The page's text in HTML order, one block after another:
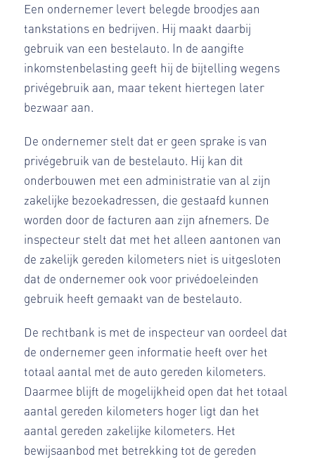
Een ondernemer levert belegde broodjes aan
tankstations en bedrijven. Hij maakt daarbij
gebruik van een bestelauto. In de aangifte
inkomstenbelasting geeft hij de bijtelling wegens
privégebruik aan, maar tekent hiertegen later
bezwaar aan.
De ondernemer stelt dat er geen sprake is van
privégebruik van de bestelauto. Hij kan dit
onderbouwen met een administratie van al zijn
zakelijke bezoekadressen, die gestaafd kunnen
worden door de facturen aan zijn afnemers. De
inspecteur stelt dat met het alleen aantonen van
de zakelijk gereden kilometers niet is uitgesloten
dat de ondernemer ook voor privédoeleinden
gebruik heeft gemaakt van de bestelauto.
De rechtbank is met de inspecteur van oordeel dat
de ondernemer geen informatie heeft over het
totaal aantal met de auto gereden kilometers.
Daarmee blijft de mogelijkheid open dat het totaal
aantal gereden kilometers hoger ligt dan het
aantal gereden zakelijke kilometers. Het
bewijsaanbod met betrekking tot de gereden